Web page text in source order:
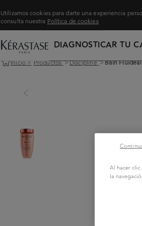
Utilizamos cookies para darte una experiencia
consulta nuestra Política de cookies
DIAGNOSTICAR TU
Inicio > Productos >Discipline >Bain
Al hacer
la